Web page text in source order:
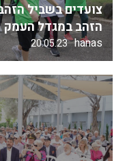
צועדים בשביל
הזהב במגדל העמק
hanas
20.05.23